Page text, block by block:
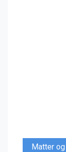
Matter